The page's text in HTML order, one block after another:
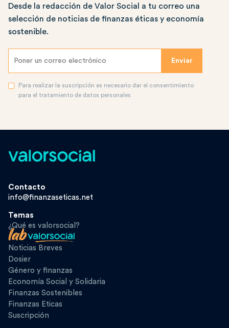
Desde la redacción de Valor Social a tu correo una
selección de noticias de finanzas éticas y economía
sostenible.
Para realizar la suscripción es necesario dar el consentimiento
para el tratamiento de datos personales
Contacto
info@finanzaseticas.net
Temas
¿Qué es valorsocial?
Noticias Breves
Dosier
Género y finanzas
Economía Social y Solidaria
Finanzas Sostenibles
Finanzas Eticas
Suscripción